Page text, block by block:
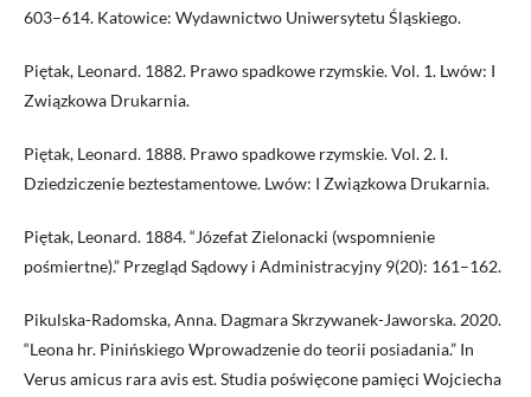
603–614. Katowice: Wydawnictwo Uniwersytetu Śląskiego.
Piętak, Leonard. 1882. Prawo spadkowe rzymskie. Vol. 1. Lwów: I
Związkowa Drukarnia.
Piętak, Leonard. 1888. Prawo spadkowe rzymskie. Vol. 2. I.
Dziedziczenie beztestamentowe. Lwów: I Związkowa Drukarnia.
Piętak, Leonard. 1884. “Józefat Zielonacki (wspomnienie
pośmiertne).” Przegląd Sądowy i Administracyjny 9(20): 161–162.
Pikulska-Radomska, Anna. Dagmara Skrzywanek-Jaworska. 2020.
“Leona hr. Pinińskiego Wprowadzenie do teorii posiadania.” In
Verus amicus rara avis est. Studia poświęcone pamięci Wojciecha